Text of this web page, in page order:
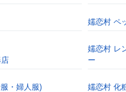
嬬恋村 ペ
嬬恋村 レ
ー
・婦人服) 嬬恋村 化